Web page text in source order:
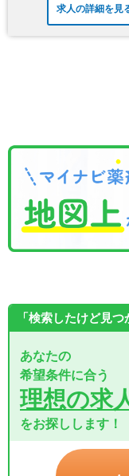
求人の詳細を見
「検索したけど見つ
あなたの
希望条件に合う
理想の求
をお探しします！